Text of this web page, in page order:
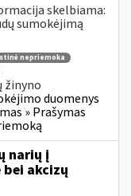
skelbiama:
sumokėjimą
nepriemoka
žinyno
duomenys
» Prašymas
narių į
akcizų